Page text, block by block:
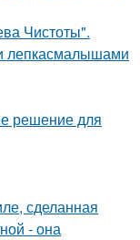
Чистоты".
лепкасмалышами
решение для
сделанная
- она